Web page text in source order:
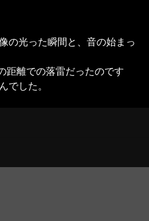
の光った瞬間と、音の始まっ
距離での落雷だったのです
でした。